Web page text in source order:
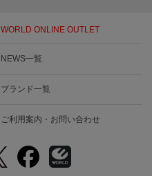
WORLD ONLINE OUTLET
NEWS一覧
ブランド一覧
ご利用案内・お問い合わせ